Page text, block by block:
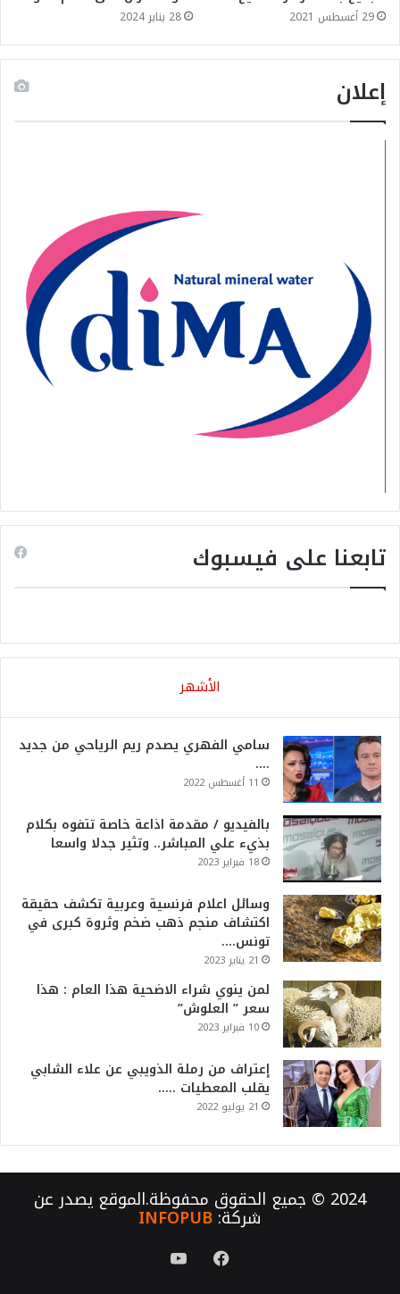
29 أغسطس 2021 28 يناير 2024
إعلان
تابعنا على فيسبوك
الأشهر
سامي الفهري يصدم ريم الرياحي من جديد
….
11 أغسطس 2022
بالفيديو / مقدمة اذاعة خاصة تتفوه بكلام
بذيء علي المباشر.. وتثير جدلا واسعا
18 فبراير 2023
وسائل اعلام فرنسية وعربية تكشف حقيقة
اكتشاف منجم ذهب ضخم وثروة كبرى في
تونس….
21 يناير 2023
لمن ينوي شراء الاضحية هذا العام : هذا
سعر ” العلوش”
10 فبراير 2023
إعتراف من رملة الذويبي عن علاء الشابي
يقلب المعطيات …..
21 يوليو 2022
2024 © جميع الحقوق محفوظة.الموقع يصدر عن
شركة:INFOPUB
فيسبوكيوتيوب